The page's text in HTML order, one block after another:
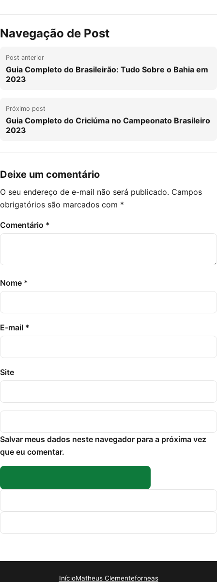
Navegação de Post
Post anterior
Guia Completo do Brasileirão: Tudo Sobre o Bahia em
2023
Próximo post
Guia Completo do Criciúma no Campeonato Brasileiro
2023
Deixe um comentário
O seu endereço de e-mail não será publicado. Campos
obrigatórios são marcados com *
Comentário *
Nome *
E-mail *
Site
Salvar meus dados neste navegador para a próxima vez
que eu comentar.
InícioMatheus Clementeforneas